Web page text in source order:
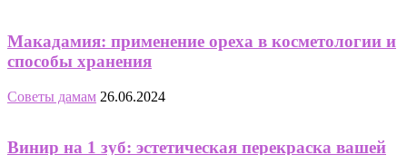
Макадамия: применение ореха в косметологии и
способы хранения
Советы дамам 26.06.2024
Винир на 1 зуб: эстетическая перекраска вашей